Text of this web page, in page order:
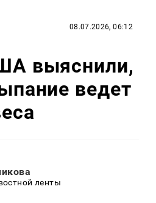
08.07.2026, 06:12
выяснили,
ведет
ленты